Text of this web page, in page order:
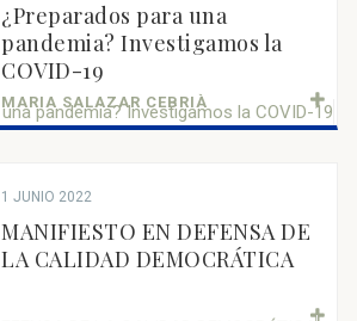
¿Preparados para una
pandemia? Investigamos la
COVID-19
MARIA SALAZAR CEBRIÀ
1 JUNIO 2022
MANIFIESTO EN DEFENSA DE
LA CALIDAD DEMOCRÁTICA